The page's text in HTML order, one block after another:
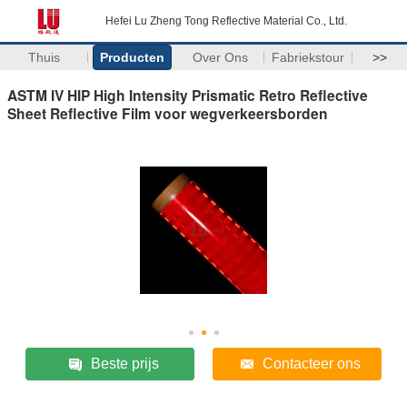
Hefei Lu Zheng Tong Reflective Material Co., Ltd.
Thuis Producten Over Ons Fabriekstour >>
ASTM IV HIP High Intensity Prismatic Retro Reflective
Sheet Reflective Film voor wegverkeersborden
Beste prijs Contacteer ons